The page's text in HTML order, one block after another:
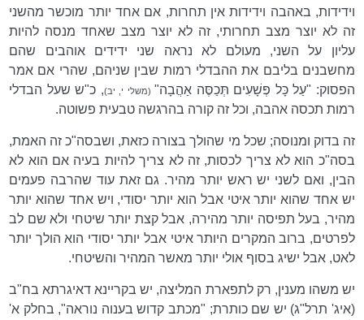
וידידות, באהבה וידידות אין תחרות, אם אחד יותר מוכשר מהשני
זה לא יוצר מצב תחרותי, זה לא יוצר מצב שאחד מנסה להיות
עליון על השני, מעולם לא נראה שני ידידים אוהבים שהם
מחשבנים בליבם את ההבדלי רמות שבין שניהם, שהרי אם אמר
הפסוק: "עַל כָּל פְּשָׁעִים תְּכַסֶּה אַהֲבָה" (משלי י, יב), כ"ש שעל הבדלי
רמות תכסה אהבה, וכל זה קורה בהרגשה טבעית פשוטה.
זה בדוק ומנוסה; שכל מי שהולך בצורה כזאת, ושבסה"כ זה האמת,
בסה"כ הוא לא צריך לכסות, זה לא צריך להיות בעיה אם הוא לא
הבין, ואם לשני יש ראש יותר מהיר. גם זאת עוד שהרבה פעמים
יש אחד שהוא יותר איטי אבל הוא יותר יסודי, ויש אחד שהוא יותר
מהיר, בעל תפיסה יותר מהירה, אבל קצת יותר שיטחי ולא שם לב
לפרטים, ברוב המקרים היותר איטי אבל יותר יסודי הוא הולך יותר
לאט, אבל ישיג בסוף אולי יותר מאשר המהיר והשיטחי.
יש משהו מענין, רק לתפארת המליצה, יש בקריינא דאיגרתא בח"ב
(איג' תרל"ג) יש שם כותרת; "מכתב קדוש בענוה נוראה", בחלק א'